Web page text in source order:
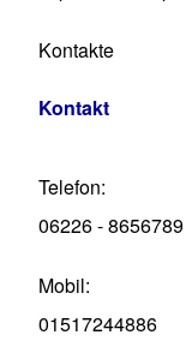
Kontakte
Kontakt
Telefon
06226 - 8656789
Mobil
01517244886